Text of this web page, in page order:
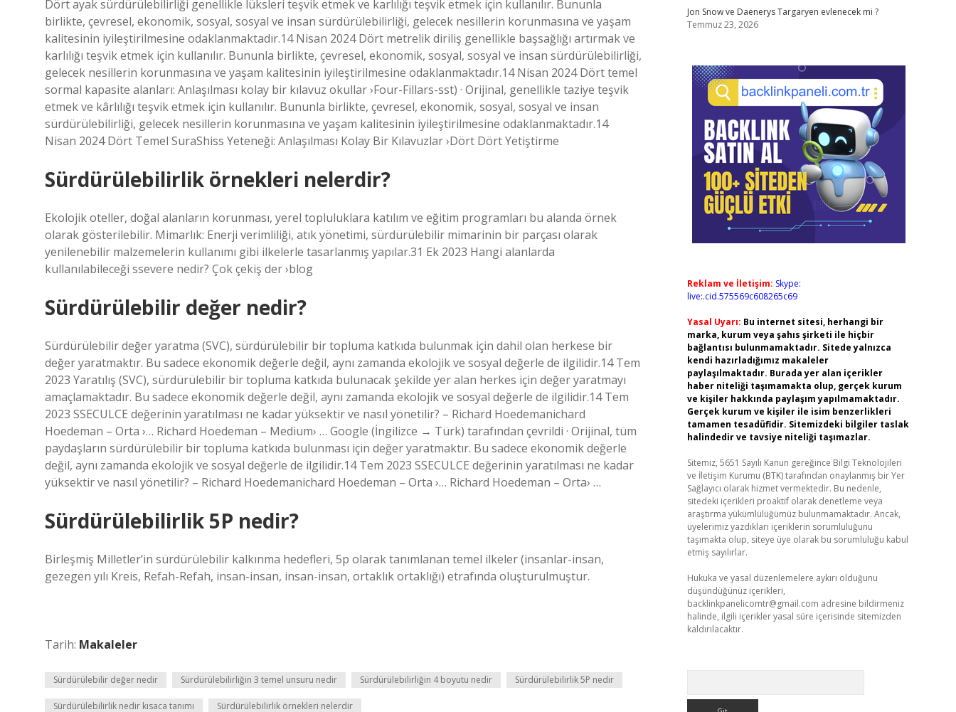
Dört ayak sürdürülebilirliği genellikle lüksleri teşvik etmek ve karlılığı teşvik etmek için kullanılır. Bununla
birlikte, çevresel, ekonomik, sosyal, sosyal ve insan sürdürülebilirliği, gelecek nesillerin korunmasına ve yaşam
kalitesinin iyileştirilmesine odaklanmaktadır.14 Nisan 2024 Dört metrelik diriliş genellikle başsağlığı artırmak ve
karlılığı teşvik etmek için kullanılır. Bununla birlikte, çevresel, ekonomik, sosyal, sosyal ve insan sürdürülebilirliği,
gelecek nesillerin korunmasına ve yaşam kalitesinin iyileştirilmesine odaklanmaktadır.14 Nisan 2024 Dört temel
sormal kapasite alanları: Anlaşılması kolay bir kılavuz okullar ›Four-Fillars-sst) · Orijinal, genellikle taziye teşvik
etmek ve kârlılığı teşvik etmek için kullanılır. Bununla birlikte, çevresel, ekonomik, sosyal, sosyal ve insan
sürdürülebilirliği, gelecek nesillerin korunmasına ve yaşam kalitesinin iyileştirilmesine odaklanmaktadır.14
Nisan 2024 Dört Temel SuraShiss Yeteneği: Anlaşılması Kolay Bir Kılavuzlar ›Dört Dört Yetiştirme
Sürdürülebilirlik örnekleri nelerdir?
Ekolojik oteller, doğal alanların korunması, yerel topluluklara katılım ve eğitim programları bu alanda örnek
olarak gösterilebilir. Mimarlık: Enerji verimliliği, atık yönetimi, sürdürülebilir mimarinin bir parçası olarak
yenilenebilir malzemelerin kullanımı gibi ilkelerle tasarlanmış yapılar.31 Ek 2023 Hangi alanlarda
kullanılabileceği ssevere nedir? Çok çekiş der ›blog
Sürdürülebilir değer nedir?
Sürdürülebilir değer yaratma (SVC), sürdürülebilir bir topluma katkıda bulunmak için dahil olan herkese bir
değer yaratmaktır. Bu sadece ekonomik değerle değil, aynı zamanda ekolojik ve sosyal değerle de ilgilidir.14 Tem
2023 Yaratılış (SVC), sürdürülebilir bir topluma katkıda bulunacak şekilde yer alan herkes için değer yaratmayı
amaçlamaktadır. Bu sadece ekonomik değerle değil, aynı zamanda ekolojik ve sosyal değerle de ilgilidir.14 Tem
2023 SSECULCE değerinin yaratılması ne kadar yüksektir ve nasıl yönetilir? – Richard Hoedemanichard
Hoedeman – Orta ›… Richard Hoedeman – Medium› … Google (İngilizce → Türk) tarafından çevrildi · Orijinal, tüm
paydaşların sürdürülebilir bir topluma katkıda bulunması için değer yaratmaktır. Bu sadece ekonomik değerle
değil, aynı zamanda ekolojik ve sosyal değerle de ilgilidir.14 Tem 2023 SSECULCE değerinin yaratılması ne kadar
yüksektir ve nasıl yönetilir? – Richard Hoedemanichard Hoedeman – Orta ›… Richard Hoedeman – Orta› …
Sürdürülebilirlik 5P nedir?
Birleşmiş Milletler’in sürdürülebilir kalkınma hedefleri, 5p olarak tanımlanan temel ilkeler (insanlar-insan,
gezegen yılı Kreis, Refah-Refah, insan-insan, insan-insan, ortaklık ortaklığı) etrafında oluşturulmuştur.
Tarih: Makaleler
Sürdürülebilir değer nedir Sürdürülebilirliğin 3 temel unsuru nedir Sürdürülebilirliğin 4 boyutu nedir Sürdürülebilirlik 5P nedir
Sürdürülebilirlik nedir kısaca tanımı Sürdürülebilirlik örnekleri nelerdir
Jon Snow ve Daenerys Targaryen evlenecek mi ?
Temmuz 23, 2026
Reklam ve İletişim: Skype:
live:.cid.575569c608265c69
Yasal Uyarı: Bu internet sitesi, herhangi bir
marka, kurum veya şahıs şirketi ile hiçbir
bağlantısı bulunmamaktadır. Sitede yalnızca
kendi hazırladığımız makaleler
paylaşılmaktadır. Burada yer alan içerikler
haber niteliği taşımamakta olup, gerçek kurum
ve kişiler hakkında paylaşım yapılmamaktadır.
Gerçek kurum ve kişiler ile isim benzerlikleri
tamamen tesadüfidir. Sitemizdeki bilgiler taslak
halindedir ve tavsiye niteliği taşımazlar.
Sitemiz, 5651 Sayılı Kanun gereğince Bilgi Teknolojileri
ve İletişim Kurumu (BTK) tarafından onaylanmış bir Yer
Sağlayıcı olarak hizmet vermektedir. Bu nedenle,
sitedeki içerikleri proaktif olarak denetleme veya
araştırma yükümlülüğümüz bulunmamaktadır. Ancak,
üyelerimiz yazdıkları içeriklerin sorumluluğunu
taşımakta olup, siteye üye olarak bu sorumluluğu kabul
etmiş sayılırlar.
Hukuka ve yasal düzenlemelere aykırı olduğunu
düşündüğünüz içerikleri,
backlinkpanelicomtr@gmail.com adresine bildirmeniz
halinde, ilgili içerikler yasal süre içerisinde sitemizden
kaldırılacaktır.